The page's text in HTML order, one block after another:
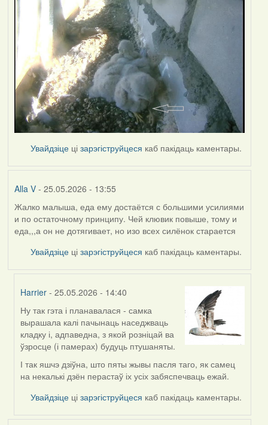
Увайдзіце цізарэгіструйцеся каб пакідаць каментары.
Alla V- 25.05.2026 - 13:55
Жалко малыша, еда ему достаётся с большими усилиями
и по остаточному принципу. Чей клювик повыше, тому и
еда,,,а он не дотягивает, но изо всех силёнок старается
Увайдзіце цізарэгіструйцеся каб пакідаць каментары.
Harrier - 25.05.2026 - 14:40
In
reply
to
by
Alla
V
Ну так гэта і планавалася - самка
вырашала калі пачынаць наседжваць
кладку і, адпаведна, з якой розніцай ва
ўзросце (і памерах) будуць птушаняты.
І так яшчэ дзіўна, што пяты жывы пасля таго, як самец
на некалькі дзён перастаў іх усіх забяспечваць ежай.
Увайдзіце цізарэгіструйцеся каб пакідаць каментары.